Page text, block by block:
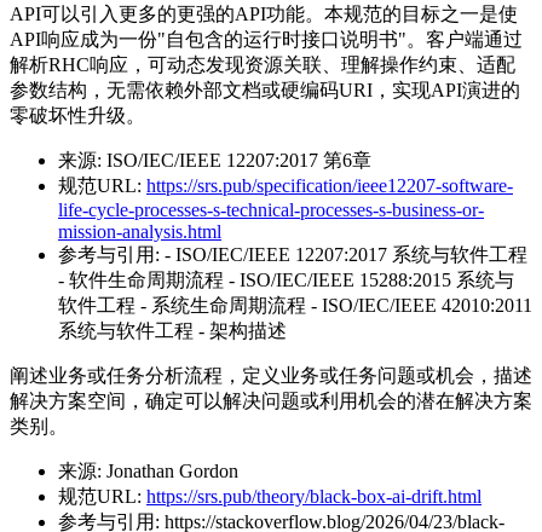
API可以引入更多的更强的API功能。本规范的目标之一是使
API响应成为一份"自包含的运行时接口说明书"。客户端通过
解析RHC响应，可动态发现资源关联、理解操作约束、适配
参数结构，无需依赖外部文档或硬编码URI，实现API演进的
零破坏性升级。
来源: ISO/IEC/IEEE 12207:2017 第6章
规范URL: https://srs.pub/specification/ieee12207-software-
life-cycle-processes-s-technical-processes-s-business-or-
mission-analysis.html
参考与引用: - ISO/IEC/IEEE 12207:2017 系统与软件工程
- 软件生命周期流程 - ISO/IEC/IEEE 15288:2015 系统与
软件工程 - 系统生命周期流程 - ISO/IEC/IEEE 42010:2011
系统与软件工程 - 架构描述
阐述业务或任务分析流程，定义业务或任务问题或机会，描述
解决方案空间，确定可以解决问题或利用机会的潜在解决方案
类别。
来源: Jonathan Gordon
规范URL: https://srs.pub/theory/black-box-ai-drift.html
参考与引用: https://stackoverflow.blog/2026/04/23/black-